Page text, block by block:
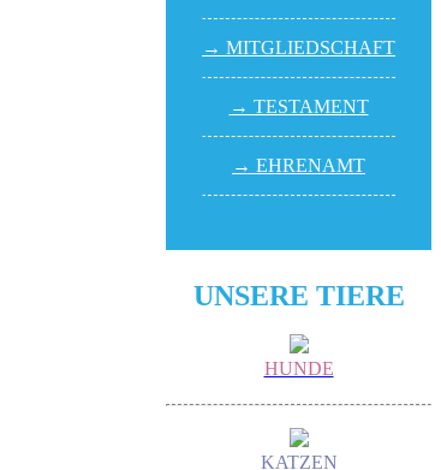
→ MITGLIED­SCHAFT
→ TESTA­MENT
→ EHREN­AMT
UNSERE TIERE
HUNDE
KATZEN